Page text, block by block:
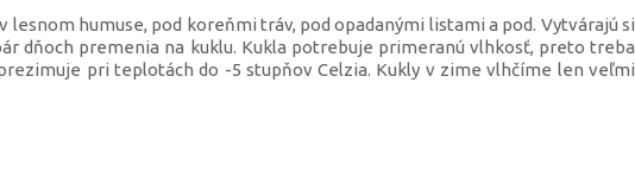
lesnom humuse, pod koreňmi tráv, pod opadanými listami a pod. Vytvárajú si
dňoch premenia na kuklu. Kukla potrebuje primeranú vlhkosť, preto treba
pri teplotách do -5 stupňov Celzia. Kukly v zime vlhčíme len veľmi